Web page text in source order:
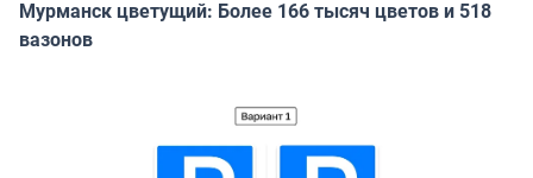
Мурманск цветущий: Более 166 тысяч цветов и 518
вазонов